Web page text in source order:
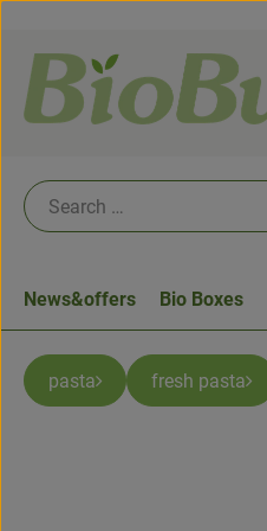
News&offers Bio Boxes
pasta fresh pasta